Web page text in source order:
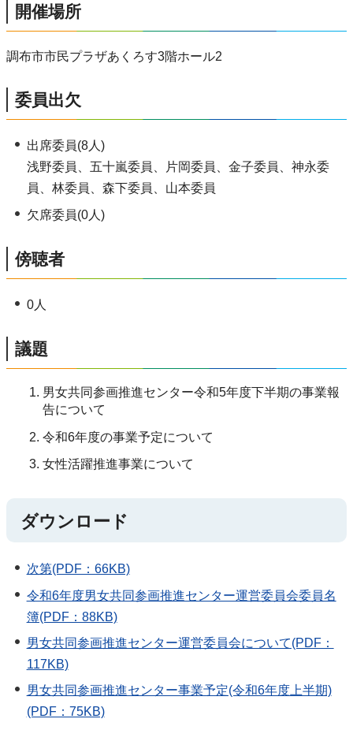
開催場所
調布市市民プラザあくろす3階ホール2
委員出欠
出席委員(8人)
浅野委員、五十嵐委員、片岡委員、金子委員、神永委
員、林委員、森下委員、山本委員
欠席委員(0人)
傍聴者
0人
議題
男女共同参画推進センター令和5年度下半期の事業報
告について
令和6年度の事業予定について
女性活躍推進事業について
ダウンロード
次第(PDF：66KB)
令和6年度男女共同参画推進センター運営委員会委員名
簿(PDF：88KB)
男女共同参画推進センター運営委員会について(PDF：
117KB)
男女共同参画推進センター事業予定(令和6年度上半期)
(PDF：75KB)